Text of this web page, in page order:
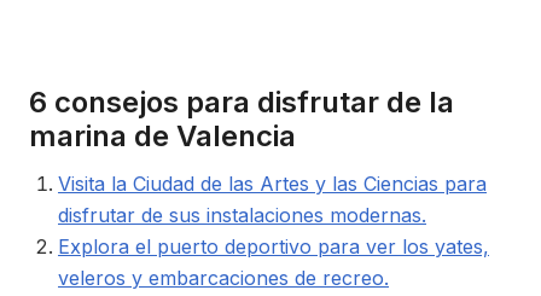
6 consejos para disfrutar de la
marina de Valencia
Visita la Ciudad de las Artes y las Ciencias para
disfrutar de sus instalaciones modernas.
Explora el puerto deportivo para ver los yates,
veleros y embarcaciones de recreo.